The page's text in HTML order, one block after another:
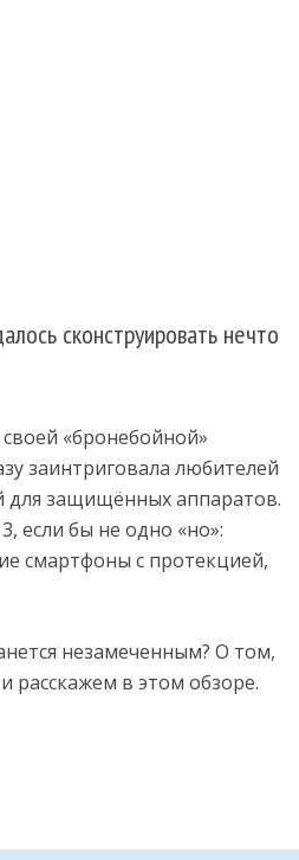
сконструировать нечто
«бронебойной»
заинтриговала любителей
для защищённых аппаратов.
если бы не одно «но»:
смартфоны с протекцией,
незамеченным? О том,
расскажем в этом обзоре.